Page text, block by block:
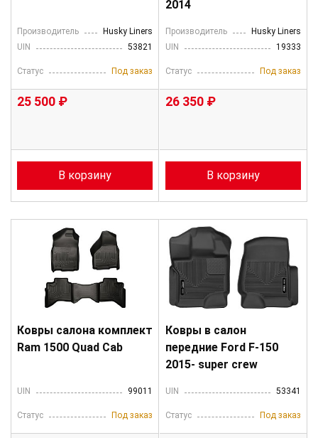
Производитель
Husky Liners
UIN
53821
Статус Под заказ
25 500 ₽
В корзину
2014
Производитель
Husky Liners
UIN
19333
Статус Под заказ
26 350 ₽
В корзину
Ковры салона комплект
Ram 1500 Quad Cab
UIN 99011
Статус Под заказ
Ковры в салон
передние Ford F-150
2015- super crew
UIN 53341
Статус Под заказ